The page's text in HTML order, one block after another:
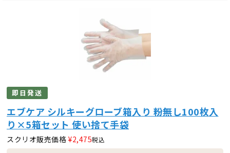
即日発送
エブケア シルキーグローブ箱入り 粉無し100枚入
り×5箱セット 使い捨て手袋
スクリオ販売価格 ¥2,475税込